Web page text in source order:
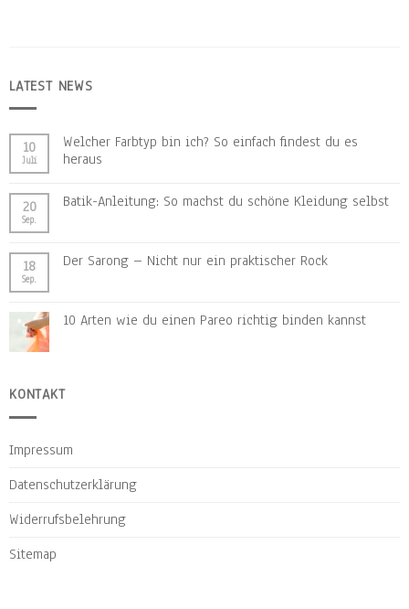
LATEST NEWS
10
Juli
Welcher Farbtyp bin ich? So einfach findest du es
heraus
20
Sep.
Batik-Anleitung: So machst du schöne Kleidung selbst
18
Sep.
Der Sarong – Nicht nur ein praktischer Rock
10 Arten wie du einen Pareo richtig binden kannst
KONTAKT
Impressum
Datenschutzerklärung
Widerrufsbelehrung
Sitemap